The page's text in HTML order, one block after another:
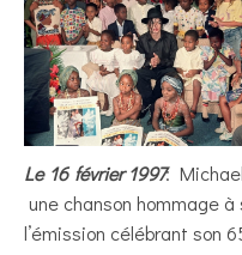
Le 16 février 1997:
une chanson hommage
l’émission célébrant son